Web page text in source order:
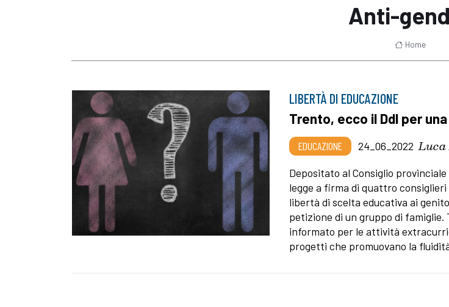
Anti-
Home
LIBERTÀ DI EDUCAZIONE
Trento, ecco il Ddl per
EDUCAZIONE 24_06_2022 Luca
Depositato al Consiglio
legge a firma di quattro
libertà di scelta educativa ai
petizione di un gruppo di
informato per le attività
progetti che promuovano la